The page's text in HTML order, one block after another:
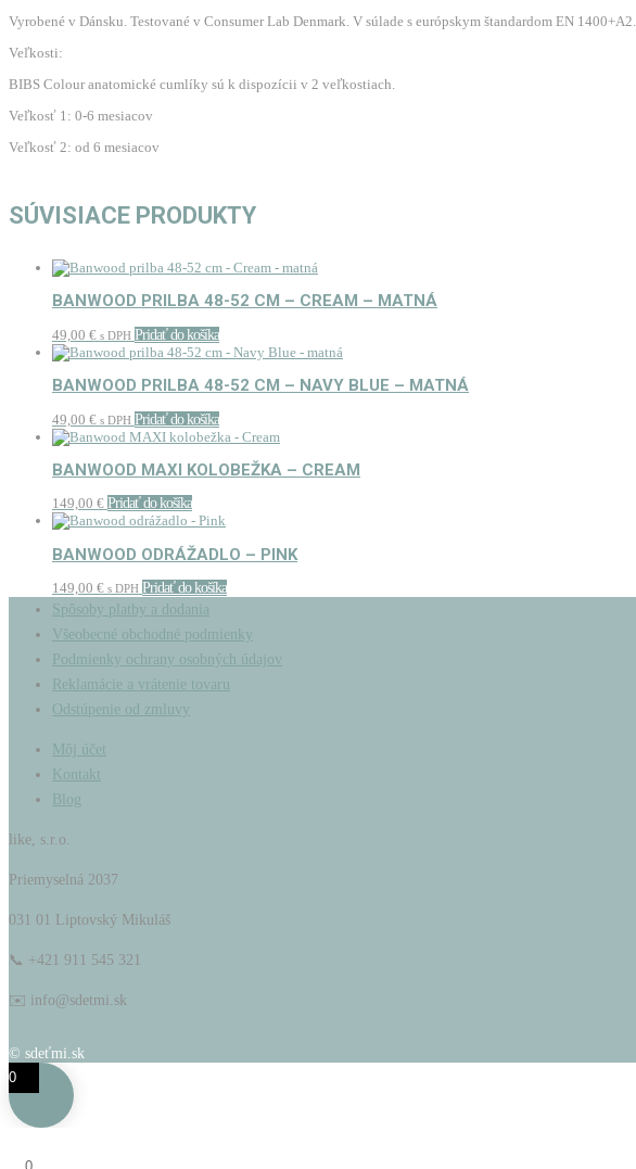
Vyrobené v Dánsku. Testované v Consumer Lab Denmark. V súlade s európskym štandardom EN 1400+A2.
Veľkosti:
BIBS Colour anatomické cumlíky sú k dispozícii v 2 veľkostiach.
Veľkosť 1: 0-6 mesiacov
Veľkosť 2: od 6 mesiacov
SÚVISIACE PRODUKTY
BANWOOD PRILBA 48-52 CM – CREAM – MATNÁ
49,00 € s DPH Pridať do košíka
BANWOOD PRILBA 48-52 CM – NAVY BLUE – MATNÁ
49,00 € s DPH Pridať do košíka
BANWOOD MAXI KOLOBEŽKA – CREAM
149,00 € Pridať do košíka
BANWOOD ODRÁŽADLO – PINK
149,00 € s DPH Pridať do košíka
Spôsoby platby a dodania
Všeobecné obchodné podmienky
Podmienky ochrany osobných údajov
Reklamácie a vrátenie tovaru
Odstúpenie od zmluvy
Môj účet
Kontakt
Blog
like, s.r.o.
Priemyselná 2037
031 01 Liptovský Mikuláš
📞 +421 911 545 321
✉️ info@sdetmi.sk
© sdeťmi.sk
0